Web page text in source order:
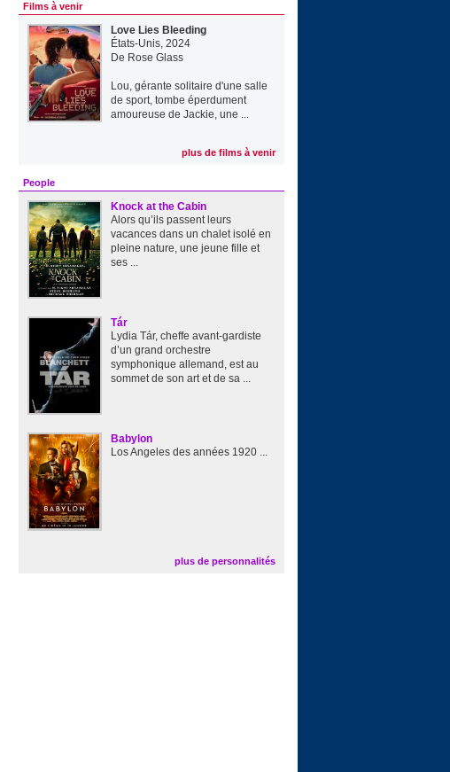
Films à venir
Love Lies Bleeding
États-Unis, 2024
De Rose Glass
Lou, gérante solitaire d'une salle
de sport, tombe éperdument
amoureuse de Jackie, une ...
plus de films à venir
People
Knock at the Cabin
Alors qu’ils passent leurs
vacances dans un chalet isolé en
pleine nature, une jeune fille et
ses ...
Tár
Lydia Tár, cheffe avant-gardiste
d’un grand orchestre
symphonique allemand, est au
sommet de son art et de sa ...
Babylon
Los Angeles des années 1920 ...
plus de personnalités